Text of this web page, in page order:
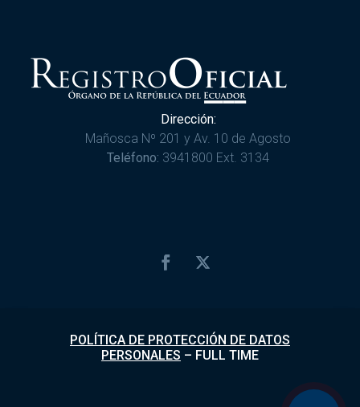
Dirección:
Mañosca Nº 201 y Av. 10 de Agosto
Teléfono: 3941800 Ext. 3134
POLÍTICA DE PROTECCIÓN DE DATOS
PERSONALES – FULL TIME